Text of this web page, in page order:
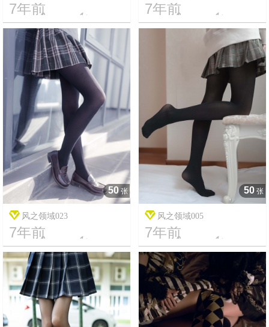
7年前
13 4406
7年前
16 4248
50 张
风之领域023
7年前
11 2354
50 张
风之领域005
7年前
15 2002